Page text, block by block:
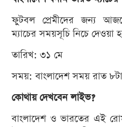
ফুটবল প্রেমীদের জন্য
ম্যাচের সময়সূচি নিচে দেওয়া
তারিখ: ৩১ মে
সময়: বাংলাদেশ সময় রাত ৮টা
কোথায় দেখবেন লাইভ?
বাংলাদেশ ও ভারতের এই